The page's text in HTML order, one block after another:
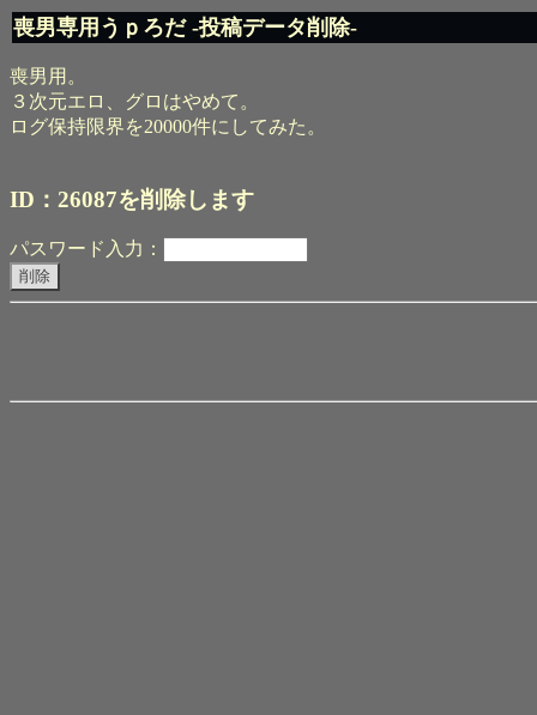
喪男専用うｐろだ -投稿データ削除-
喪男用。
３次元エロ、グロはやめて。
ログ保持限界を20000件にしてみた。
ID：26087を削除します
パスワード入力：